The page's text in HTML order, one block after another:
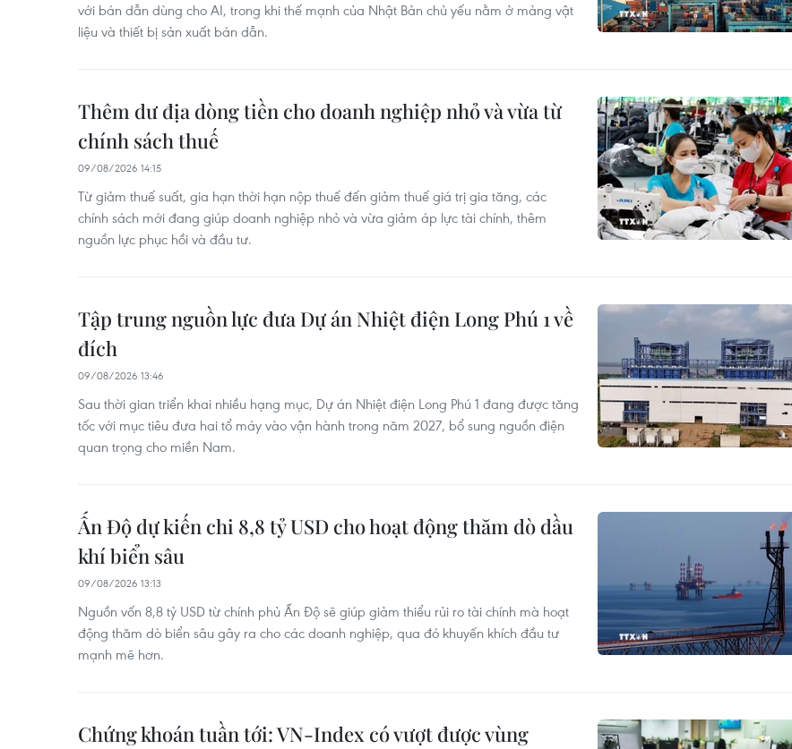
với bán dẫn dùng cho AI, trong khi thế mạnh của Nhật Bản chủ yếu nằm ở mảng vật
liệu và thiết bị sản xuất bán dẫn.
Thêm dư địa dòng tiền cho doanh nghiệp nhỏ và vừa từ
chính sách thuế
09/08/2026 14:15
Từ giảm thuế suất, gia hạn thời hạn nộp thuế đến giảm thuế giá trị gia tăng, các
chính sách mới đang giúp doanh nghiệp nhỏ và vừa giảm áp lực tài chính, thêm
nguồn lực phục hồi và đầu tư.
Tập trung nguồn lực đưa Dự án Nhiệt điện Long Phú 1 về
đích
09/08/2026 13:46
Sau thời gian triển khai nhiều hạng mục, Dự án Nhiệt điện Long Phú 1 đang được tăng
tốc với mục tiêu đưa hai tổ máy vào vận hành trong năm 2027, bổ sung nguồn điện
quan trọng cho miền Nam.
Ấn Độ dự kiến chi 8,8 tỷ USD cho hoạt động thăm dò dầu
khí biển sâu
09/08/2026 13:13
Nguồn vốn 8,8 tỷ USD từ chính phủ Ấn Độ sẽ giúp giảm thiểu rủi ro tài chính mà hoạt
động thăm dò biển sâu gây ra cho các doanh nghiệp, qua đó khuyến khích đầu tư
mạnh mẽ hơn.
Chứng khoán tuần tới: VN-Index có vượt được vùng